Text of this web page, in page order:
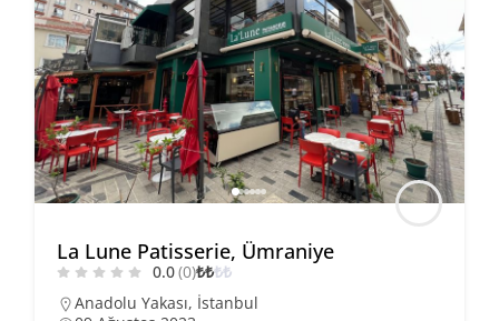
La Lune Patisserie, Ümraniye
0.0(0)₺₺₺₺
Anadolu Yakası, İstanbul